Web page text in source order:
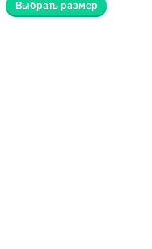
Выбрать размер